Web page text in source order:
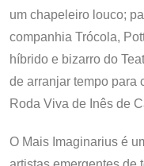
um chapeleiro louco;
companhia Trócola,
híbrido e bizarro do
de arranjar tempo para
Roda Viva de Inês de
O Mais Imaginarius é